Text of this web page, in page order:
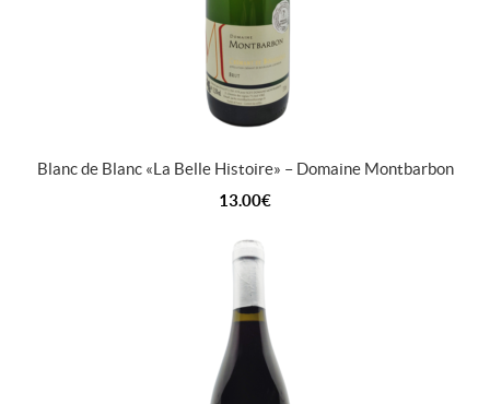
Blanc de Blanc « La Belle Histoire » – Domaine Montbarbon
13.00€